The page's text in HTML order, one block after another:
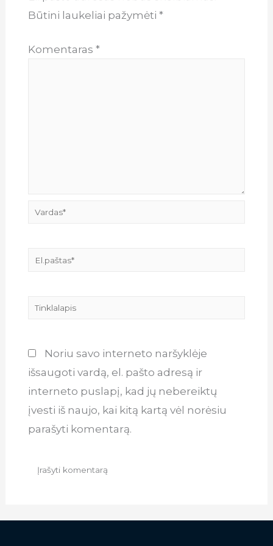
Būtini laukeliai pažymėti *
Komentaras *
Vardas*
El.paštas*
Tinklalapis
Noriu savo interneto naršyklėje
išsaugoti vardą, el. pašto adresą ir
interneto puslapį, kad jų nebereiktų
įvesti iš naujo, kai kitą kartą vėl norėsiu
parašyti komentarą.